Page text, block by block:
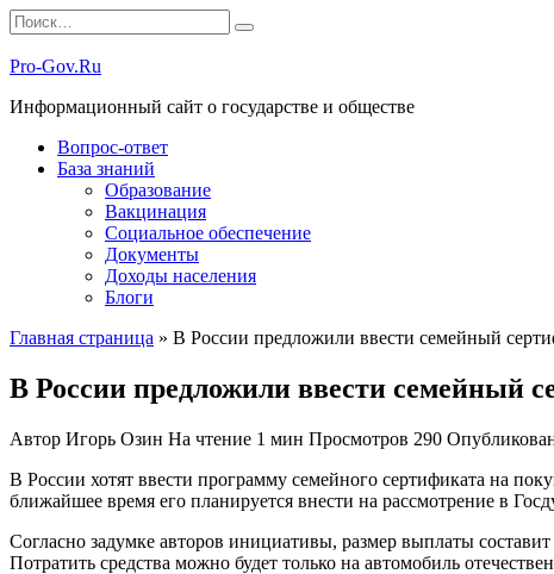
Перейти
к
содержанию
Search
for:
Pro-Gov.Ru
Информационный сайт о государстве и обществе
Вопрос-ответ
База знаний
Образование
Вакцинация
Социальное обеспечение
Документы
Доходы населения
Блоги
Главная страница » В России предложили ввести семейный
В России предложили ввести семейный
Автор Игорь Озин На чтение 1 мин Просмотров 290
В России хотят ввести программу семейного сертификата на
ближайшее время его планируется внести на рассмотрение в
Согласно задумке авторов инициативы, размер выплаты
Потратить средства можно будет только на автомобиль